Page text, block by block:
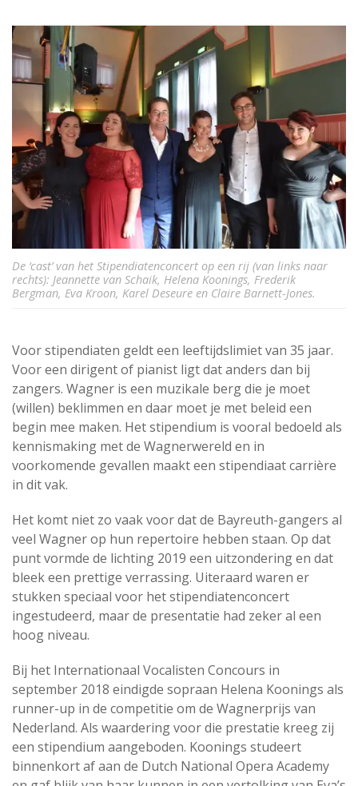
De ‘cast’ van het Stipendiatenconcert op een rij (van links naar
rechts): Jeannette van Schaik, Helena Koonings, Frederik
Bergman, Eva Kroon, Karel Deseure en Claire Barnett-Jones.
Voor stipendiaten geldt een leeftijdslimiet van 35 jaar.
Voor een dirigent of pianist ligt dat anders dan bij
zangers. Wagner is een muzikale berg die je moet
(willen) beklimmen en daar moet je met beleid een
begin mee maken. Het stipendium is vooral bedoeld als
kennismaking met de Wagnerwereld en in
voorkomende gevallen maakt een stipendiaat carrière
in dit vak.
Het komt niet zo vaak voor dat de Bayreuth-gangers al
veel Wagner op hun repertoire hebben staan. Op dat
punt vormde de lichting 2019 een uitzondering en dat
bleek een prettige verrassing. Uiteraard waren er
stukken speciaal voor het stipendiatenconcert
ingestudeerd, maar de presentatie had zeker al een
hoog niveau.
Bij het Internationaal Vocalisten Concours in
september 2018 eindigde sopraan Helena Koonings als
runner-up in de competitie om de Wagnerprijs van
Nederland. Als waardering voor die prestatie kreeg zij
een stipendium aangeboden. Koonings studeert
binnenkort af aan de Dutch National Opera Academy